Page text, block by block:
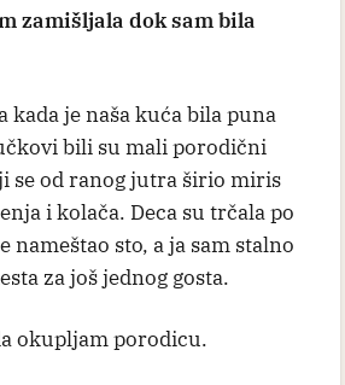
zamišljala dok sam bila
kada je naša kuća bila puna
bili su mali porodični
se od ranog jutra širio miris
i kolača. Deca su trčala po
nameštao sto, a ja sam stalno
za još jednog gosta.
okupljam porodicu.